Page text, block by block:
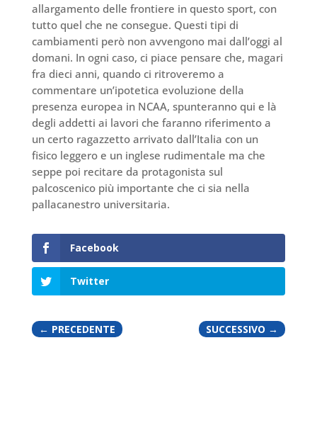
allargamento delle frontiere in questo sport, con
tutto quel che ne consegue. Questi tipi di
cambiamenti però non avvengono mai dall’oggi al
domani. In ogni caso, ci piace pensare che, magari
fra dieci anni, quando ci ritroveremo a
commentare un’ipotetica evoluzione della
presenza europea in NCAA, spunteranno qui e là
degli addetti ai lavori che faranno riferimento a
un certo ragazzetto arrivato dall’Italia con un
fisico leggero e un inglese rudimentale ma che
seppe poi recitare da protagonista sul
palcoscenico più importante che ci sia nella
pallacanestro universitaria.
Facebook
Twitter
← PRECEDENTE SUCCESSIVO →